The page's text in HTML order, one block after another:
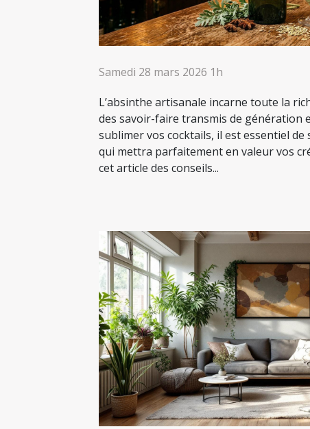
Samedi 28 mars 2026 1h
L’absinthe artisanale incarne toute la
des savoir-faire transmis de génération
sublimer vos cocktails, il est essentiel
qui mettra parfaitement en valeur vos
cet article des conseils...